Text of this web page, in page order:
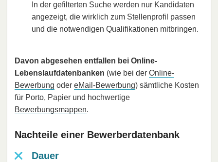
In der gefilterten Suche werden nur Kandidaten
angezeigt, die wirklich zum Stellenprofil passen
und die notwendigen Qualifikationen mitbringen.
Davon abgesehen entfallen bei Online-
Lebenslaufdatenbanken (wie bei der Online-
Bewerbung oder eMail-Bewerbung) sämtliche Kosten
für Porto, Papier und hochwertige
Bewerbungsmappen.
Nachteile einer Bewerberdatenbank
Dauer